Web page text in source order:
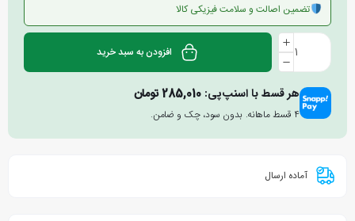
تضمین اصالت و سلامت فیزیکی کالا
افزودن به سبد خرید
هر قسط با اسنپ‌پی: 285,010تومان
۴ قسط ماهانه. بدون سود، چک و ضامن.
آماده ارسال